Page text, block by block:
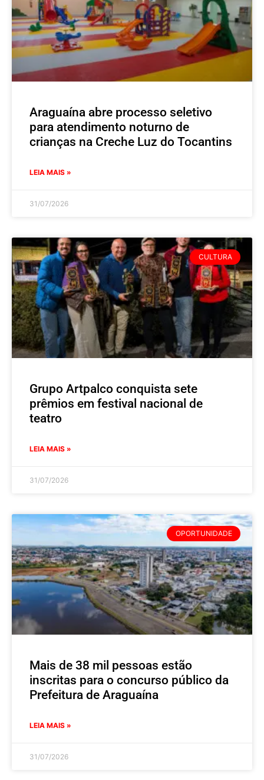
Araguaína abre processo seletivo
para atendimento noturno de
crianças na Creche Luz do Tocantins
LEIA MAIS »
31/07/2026
CULTURA
Grupo Artpalco conquista sete
prêmios em festival nacional de
teatro
LEIA MAIS »
31/07/2026
OPORTUNIDADE
Mais de 38 mil pessoas estão
inscritas para o concurso público da
Prefeitura de Araguaína
LEIA MAIS »
31/07/2026